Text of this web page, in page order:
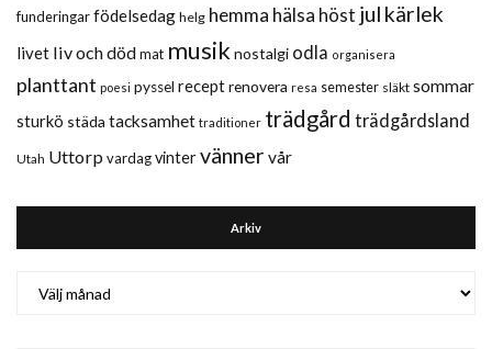
funderingarfödelsedag helg hemma hälsa höst jul kärlek
livet liv och dödmat musik nostalgi odla organisera
planttant poesi pyssel receptrenovera resa semester släkt sommar
sturkö städa tacksamhet traditioner trädgård trädgårdsland
Utah Uttorp vardagvintervänner vår
Arkiv